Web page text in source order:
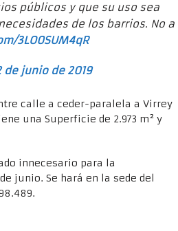
públicos y que su uso sea
de los barrios. No a
3LO0SUM4qR
de junio de 2019
calle a ceder-paralela a Virrey
una Superficie de 2.973 m² y
innecesario para la
junio. Se hará en la sede del